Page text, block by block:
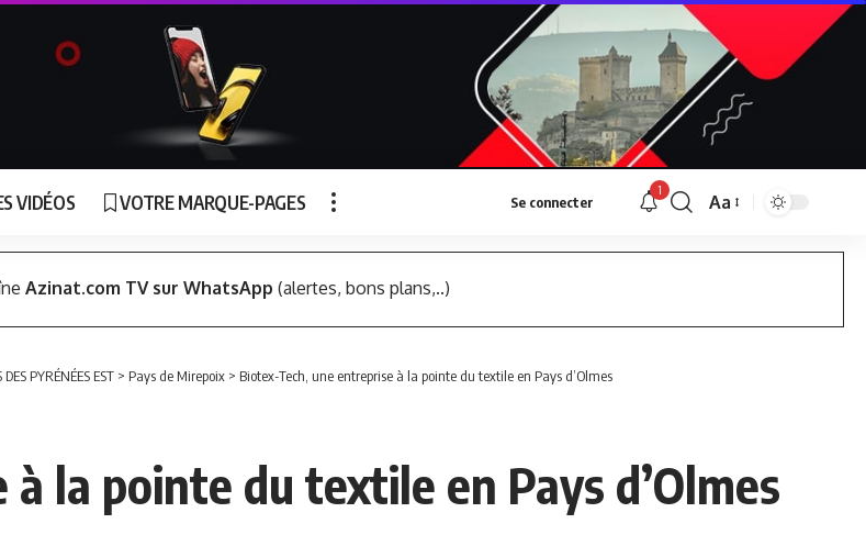
VIDÉOS VOTRE MARQUE-PAGES Se connecter
1
Font
Aa
Azinat.com TV sur WhatsApp (alertes, bons plans,..)
PYRÉNÉES EST > Pays de Mirepoix > Biotex-Tech, une entreprise à la pointe du textile en Pays d’Olmes
la pointe du textile en Pays d’Olmes